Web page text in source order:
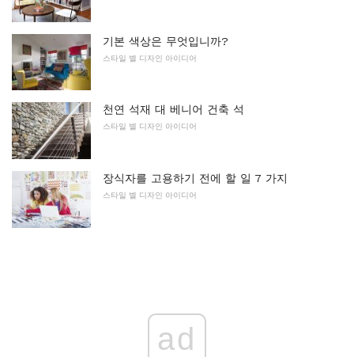
기본 색상은 무엇입니까?
스타일 별 디자인 아이디어
천연 석재 대 베니어 건축 석
스타일 별 디자인 아이디어
장식자를 고용하기 전에 할 일 7 가지
스타일 별 디자인 아이디어
ad